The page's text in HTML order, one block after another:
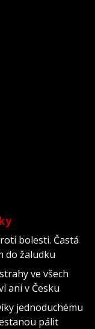
bolesti. Častá
do žaludku
ve všech
ani v Česku
jednoduchému
pálit